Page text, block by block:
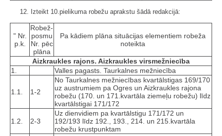
12. Izteikt 10.pielikuma robežu aprakstu šādā redakcijā:
" Nr.
p.k.
Robež­
posmu
Nr. pēc
plāna
Pa kādiem plāna situācijas elementiem robeža
noteikta
Aizkraukles rajons. Aizkraukles virsmežniecība
1.
Valles pagasts. Taurkalnes mežniecība
1.1. 1-2
No Taurkalnes mežniecības kvartālstigas 169/170
uz austrumiem pa Ogres un Aizkraukles rajona
robežu (170. un 171.kvartāla ziemeļu robežu) līdz
kvartālstigai 171/172
1.2. 2-3
Uz dienvidiem pa kvartālstigu 171/172 un
192/193 līdz 192., 193., 214. un 215.kvartāla
robežu krustpunktam